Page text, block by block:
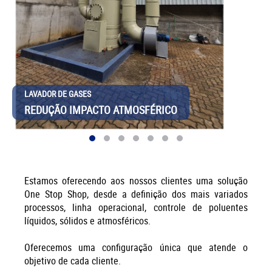
LINHAS
AUTOMATIZADAS
Estamos oferecendo aos nossos clientes uma solução
One Stop Shop, desde a definição dos mais variados
processos, linha operacional, controle de poluentes
líquidos, sólidos e atmosféricos.
Oferecemos uma configuração única que atende o
objetivo de cada cliente.